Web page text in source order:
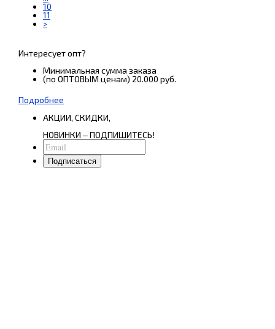
10
11
>
Интересует опт?
Минимальная сумма заказа
(по ОПТОВЫМ ценам) 20.000 руб.
Подробнее
АКЦИИ, СКИДКИ,
НОВИНКИ ‒ ПОДПИШИТЕСЬ!
Подписаться